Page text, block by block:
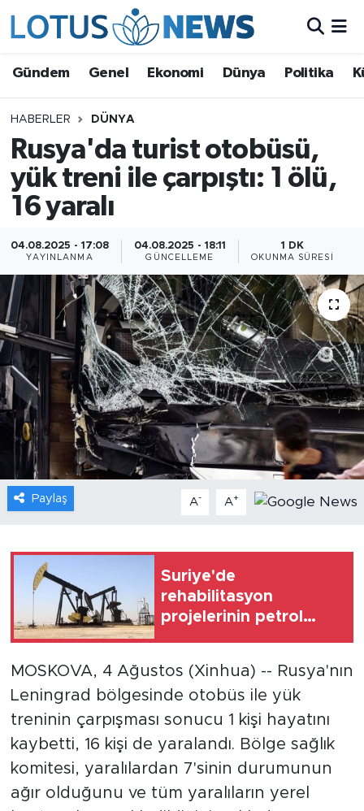
Gündem Genel Ekonomi Dünya Politika
HABERLER DÜNYA
Rusya'da turist otobüsü,
yük treni ile çarpıştı: 1 ölü,
16 yaralı
04.08.2025 - 17:08
YAYINLANMA
04.08.2025 - 18:11
GÜNCELLEME
1 DK
OKUNMA SÜRESI
Paylaş A- A+
Suriye'de
rehabilitasyon
projelerinin petrol
MOSKOVA, 4 Ağustos (Xinhua) -- Rusya'nın
Leningrad bölgesinde otobüs ile yük
treninin çarpışması sonucu 1 kişi hayatını
kaybetti, 16 kişi de yaralandı. Bölge sağlık
komitesi, yaralılardan 7'sinin durumunun
ağır olduğunu ve tüm yaralıların yerel
Ekonomi
Dünya
Politika
Bilim ve Teknoloji
Çin Fuarları
Gündem
Video
Sağlık
Xinhua
Xinhua Türkiye
Seyahat